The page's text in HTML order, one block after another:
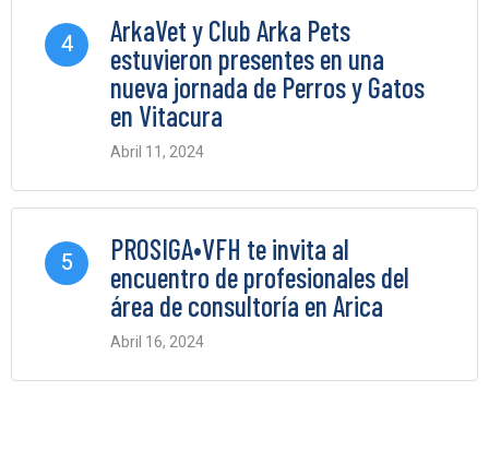
4
ArkaVet y Club Arka Pets
estuvieron presentes en una
nueva jornada de Perros y Gatos
en Vitacura
Abril 11, 2024
5
PROSIGA•VFH te invita al
encuentro de profesionales del
área de consultoría en Arica
Abril 16, 2024